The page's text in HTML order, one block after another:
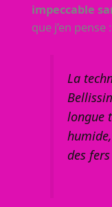
impeccable
que j’en pense :
La
longue
des